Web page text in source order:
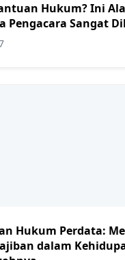
Hukum? Ini
Pengacara Sangat
Hukum Perdata:
dalam